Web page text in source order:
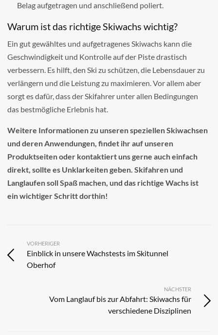
Belag aufgetragen und anschließend poliert.
Warum ist das richtige Skiwachs wichtig?
Ein gut gewähltes und aufgetragenes Skiwachs kann die
Geschwindigkeit und Kontrolle auf der Piste drastisch
verbessern. Es hilft, den Ski zu schützen, die Lebensdauer zu
verlängern und die Leistung zu maximieren. Vor allem aber
sorgt es dafür, dass der Skifahrer unter allen Bedingungen
das bestmögliche Erlebnis hat.
Weitere Informationen zu unseren speziellen Skiwachsen
und deren Anwendungen, findet ihr auf unseren
Produktseiten oder kontaktiert uns gerne auch einfach
direkt, sollte es Unklarkeiten geben. Skifahren und
Langlaufen soll Spaß machen, und das richtige Wachs ist
ein wichtiger Schritt dorthin!
VORHERIGER
Einblick in unsere Wachstests im Skitunnel
Oberhof
NÄCHSTER
Vom Langlauf bis zur Abfahrt: Skiwachs für
verschiedene Disziplinen